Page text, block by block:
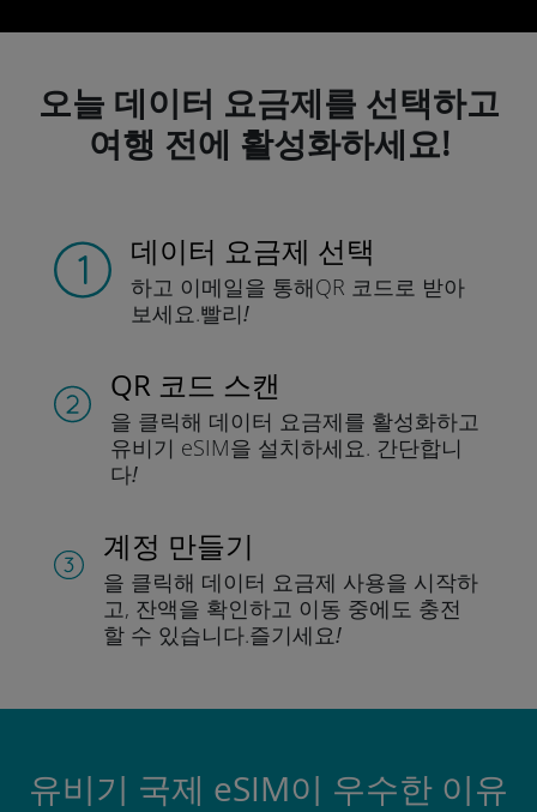
오늘 데이터 요금제를 선택하고
여행 전에 활성화하세요!
데이터 요금제 선택
하고 이메일을 통해QR 코드로 받아
보세요.빨리!
QR 코드 스캔
을 클릭해 데이터 요금제를 활성화하고
유비기 eSIM을 설치하세요. 간단합니
다!
계정 만들기
을 클릭해 데이터 요금제 사용을 시작하
고, 잔액을 확인하고 이동 중에도 충전
할 수 있습니다.즐기세요!
유비기 국제 eSIM이 우수한 이유